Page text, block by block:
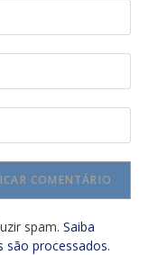
spam. Saiba
são processados.